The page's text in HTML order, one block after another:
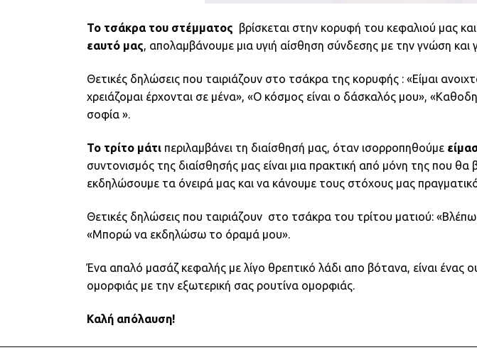
Το τσάκρα του στέμματος βρίσκεται στην κορυφή του κεφαλιού μας
εαυτό μας, απολαμβάνουμε μια υγιή αίσθηση σύνδεσης με την γνώση και
Θετικές δηλώσεις που ταιριάζουν στο τσάκρα της κορυφής : «Είμαι
χρειάζομαι έρχονται σε μένα», «Ο κόσμος είναι ο δάσκαλός μου»,
σοφία ».
Το τρίτο μάτι περιλαμβάνει τη διαίσθησή μας, όταν ισορροπηθούμε
συντονισμός της διαίσθησής μας είναι μια πρακτική από μόνη της που
εκδηλώσουμε τα όνειρά μας και να κάνουμε τους στόχους μας
Θετικές δηλώσεις που ταιριάζουν στο τσάκρα του τρίτου ματιού:
«Μπορώ να εκδηλώσω το όραμά μου».
Ένα απαλό μασάζ κεφαλής με λίγο θρεπτικό λάδι απο βότανα, είναι
ομορφιάς με την εξωτερική σας ρουτίνα ομορφιάς.
Καλή απόλαυση!